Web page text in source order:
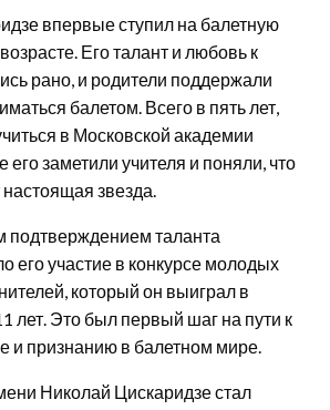
впервые ступил на балетную
Его талант и любовь к
рано, и родители поддержали
балетом. Всего в пять лет,
в Московской академии
его заметили учителя и поняли, что
звезда.
таланта
его участие в конкурсе молодых
который он выиграл в
лет. Это был первый шаг на пути к
и признанию в балетном мире.
Николай Цискаридзе стал